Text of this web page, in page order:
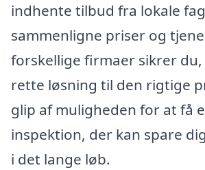
indhente tilbud fra lokale
sammenligne priser og
forskellige firmaer sikrer
rette løsning til den rigtige
glip af muligheden for at få
inspektion, der kan spare
i det lange løb.